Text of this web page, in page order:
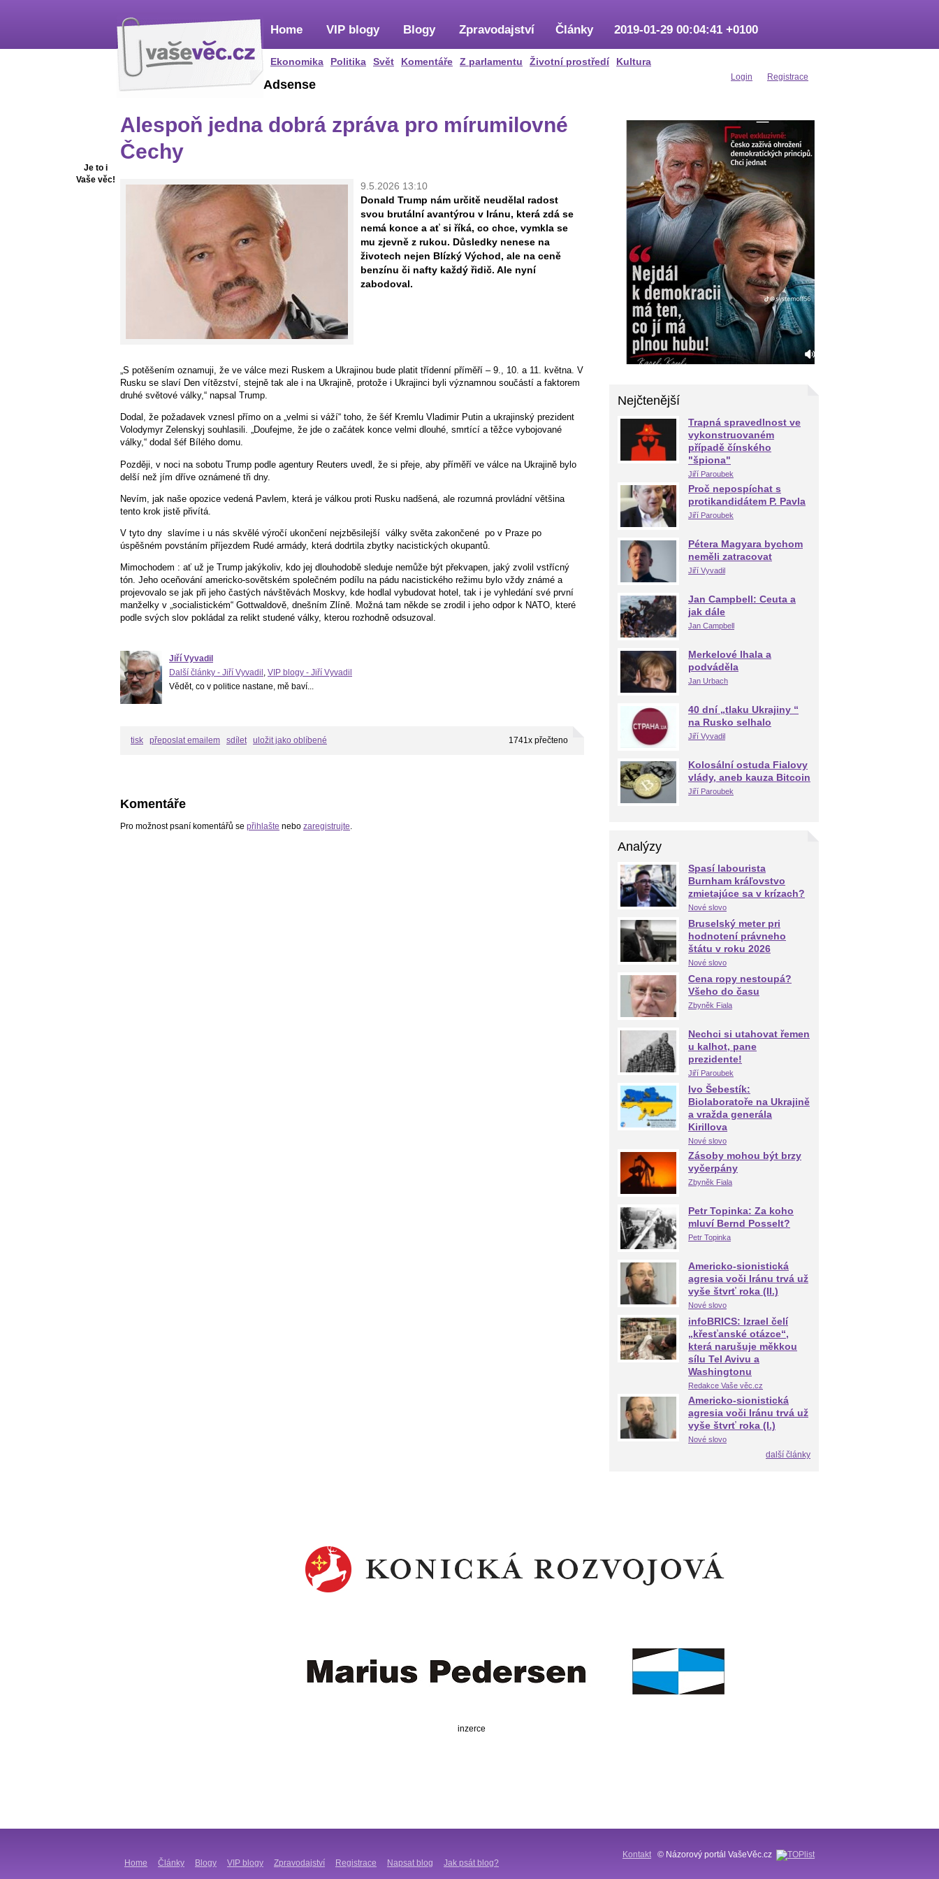
Home
Ekonomika Politika Svět Komentáře Z parlamentu Životní prostředí Kultura
VIP blogy Blogy Zpravodajství Články 2019-01-29 00:04:41 +0100
Login Registrace
Je to i
Vaše věc!
Adsense
Alespoň jedna dobrá zpráva pro mírumilovné
Čechy
9.5.2026 13:10
Donald Trump nám určitě neudělal radost
svou brutální avantýrou v Iránu, která zdá se
nemá konce a ať si říká, co chce, vymkla se
mu zjevně z rukou. Důsledky nenese na
životech nejen Blízký Východ, ale na ceně
benzínu či nafty každý řidič. Ale nyní
zabodoval.
„S potěšením oznamuji, že ve válce mezi Ruskem a Ukrajinou bude platit třídenní příměří – 9., 10. a 11. května. V
Rusku se slaví Den vítězství, stejně tak ale i na Ukrajině, protože i Ukrajinci byli významnou součástí a faktorem
druhé světové války,“ napsal Trump.
Dodal, že požadavek vznesl přímo on a „velmi si váží“ toho, že šéf Kremlu Vladimir Putin a ukrajinský prezident
Volodymyr Zelenskyj souhlasili. „Doufejme, že jde o začátek konce velmi dlouhé, smrtící a těžce vybojované
války,“ dodal šéf Bílého domu.
Později, v noci na sobotu Trump podle agentury Reuters uvedl, že si přeje, aby příměří ve válce na Ukrajině bylo
delší než jím dříve oznámené tři dny.
Nevím, jak naše opozice vedená Pavlem, která je válkou proti Rusku nadšená, ale rozumná provládní většina
tento krok jistě přivítá.
V tyto dny slavíme i u nás skvělé výročí ukončení nejzběsilejší války světa zakončené po v Praze po
úspěšném povstáním příjezdem Rudé armády, která dodrtila zbytky nacistických okupantů.
Mimochodem : ať už je Trump jakýkoliv, kdo jej dlouhodobě sleduje nemůže být překvapen, jaký zvolil vstřícný
tón. Jeho oceňování americko-sovětském společném podílu na pádu nacistického režimu bylo vždy známé a
projevovalo se jak při jeho častých návštěvách Moskvy, kde hodlal vybudovat hotel, tak i je vyhledání své první
manželky v „socialistickém“ Gottwaldově, dnešním Zlíně. Možná tam někde se zrodil i jeho odpor k NATO, které
podle svých slov pokládal za relikt studené války, kterou rozhodně odsuzoval.
Jiří Vyvadil
Další články - Jiří Vyvadil , VIP blogy - Jiří Vyvadil
Vědět, co v politice nastane, mě baví...
tisk přeposlat emailem sdílet uložit jako oblíbené 1741x přečteno
Komentáře
Pro možnost psaní komentářů se přihlašte nebo zaregistrujte.
Nejčtenější
Trapná spravedlnost ve
vykonstruovaném
případě čínského
"špiona"
Jiří Paroubek
Proč nepospíchat s
protikandidátem P. Pavla
Jiří Paroubek
Pétera Magyara bychom
neměli zatracovat
Jiří Vyvadil
Jan Campbell: Ceuta a
jak dále
Jan Campbell
Merkelové lhala a
podváděla
Jan Urbach
40 dní „tlaku Ukrajiny “
na Rusko selhalo
Jiří Vyvadil
Kolosální ostuda Fialovy
vlády, aneb kauza Bitcoin
Jiří Paroubek
Analýzy
Spasí labourista
Burnham kráľovstvo
zmietajúce sa v krízach?
Nové slovo
Bruselský meter pri
hodnotení právneho
štátu v roku 2026
Nové slovo
Cena ropy nestoupá?
Všeho do času
Zbyněk Fiala
Nechci si utahovat řemen
u kalhot, pane
prezidente!
Jiří Paroubek
Ivo Šebestík:
Biolaboratoře na Ukrajině
a vražda generála
Kirillova
Nové slovo
Zásoby mohou být brzy
vyčerpány
Zbyněk Fiala
Petr Topinka: Za koho
mluví Bernd Posselt?
Petr Topinka
Americko-sionistická
agresia voči Iránu trvá už
vyše štvrť roka (II.)
Nové slovo
infoBRICS: Izrael čelí
„křesťanské otázce“,
která narušuje měkkou
sílu Tel Avivu a
Washingtonu
Redakce Vaše věc.cz
Americko-sionistická
agresia voči Iránu trvá už
vyše štvrť roka (I.)
Nové slovo
další články
inzerce
Home Články Blogy VIP blogy Zpravodajství Registrace Napsat blog Jak psát blog?
Kontakt © Názorový portál VašeVěc.cz